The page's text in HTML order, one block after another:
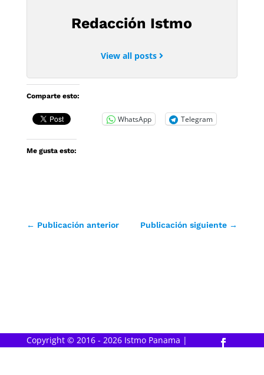
Redacción Istmo
View all posts
Comparte esto:
WhatsApp Telegram
Me gusta esto:
← Publicación anterior Publicación siguiente →
Copyright © 2016 - 2026 Istmo Panama |